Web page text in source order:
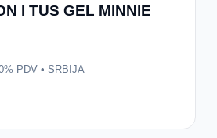
I TUS GEL MINNIE
PDV • SRBIJA